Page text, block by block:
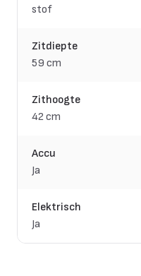
stof
Zitdiepte
59 cm
Zithoogte
42 cm
Accu
Ja
Elektrisch
Ja